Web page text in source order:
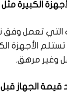
الكبيرة
التي تعمل وفق
تستلم الأجهزة
وغير مرهق.
الجهاز قبل